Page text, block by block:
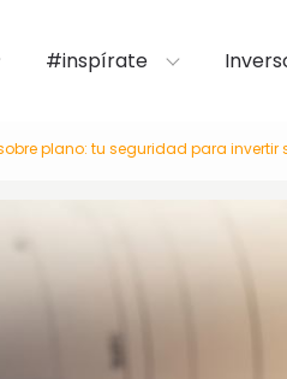
#inspírate
plano: tu seguridad para invertir